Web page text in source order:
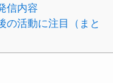
信内容
の活動に注目（まと